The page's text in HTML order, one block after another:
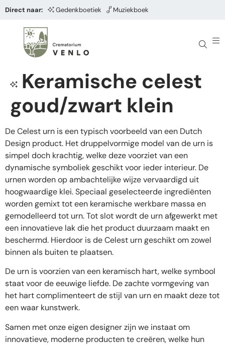
Direct naar: Gedenkboetiek Muziekboek
Keramische celest
goud/zwart klein
De Celest urn is een typisch voorbeeld van een Dutch
Design product. Het druppelvormige model van de urn is
simpel doch krachtig, welke deze voorziet van een
dynamische symboliek geschikt voor ieder interieur. De
urnen worden op ambachtelijke wijze vervaardigd uit
hoogwaardige klei. Speciaal geselecteerde ingrediënten
worden gemixt tot een keramische werkbare massa en
gemodelleerd tot urn. Tot slot wordt de urn afgewerkt met
een innovatieve lak die het product duurzaam maakt en
beschermd. Hierdoor is de Celest urn geschikt om zowel
binnen als buiten te plaatsen.
De urn is voorzien van een keramisch hart, welke symbool
staat voor de eeuwige liefde. De zachte vormgeving van
het hart complimenteert de stijl van urn en maakt deze tot
een waar kunstwerk.
Samen met onze eigen designer zijn we instaat om
innovatieve, moderne producten te creëren, welke hun